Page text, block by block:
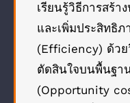
เรียนรู้วิธีการสร้
และเพิ่มประสิทธิ
(Efficiency) ด้วย
ตัดสินใจบนพื้นฐา
(Opportunity